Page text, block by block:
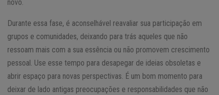
novo.
Durante essa fase, é aconselhável reavaliar sua participação em
grupos e comunidades, deixando para trás aqueles que não
ressoam mais com a sua essência ou não promovem crescimento
pessoal. Use esse tempo para desapegar de ideias obsoletas e
abrir espaço para novas perspectivas. É um bom momento para
deixar de lado antigas preocupações e responsabilidades que não